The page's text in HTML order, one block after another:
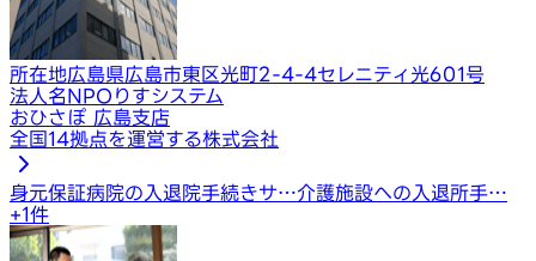
所在地広島県広島市東区光町2-4-4セレニティ光601号
法人名NPOりすシステム
おひさぽ 広島支店
全国14拠点を運営する株式会社
身元保証病院の入退院手続きサ…介護施設への入退所手…
+1件